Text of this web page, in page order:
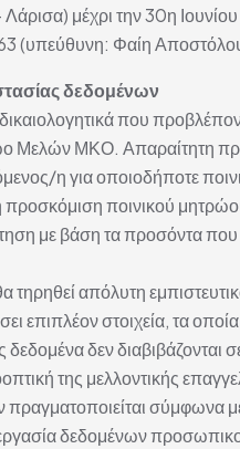
μέχρι την 30η
(υπεύθυνη: Φαίη
δεδομένων
που
Μελών ΜΚΟ. Απαραίτητη
η για οποιοδήποτε
προσκόμιση ποινικού
με βάση τα προσόντα που
τηρηθεί απόλυτη
επιπλέον στοιχεία, τα οποία
δεν διαβιβάζονται
της μελλοντικής
σύμφωνα με
δεδομένων